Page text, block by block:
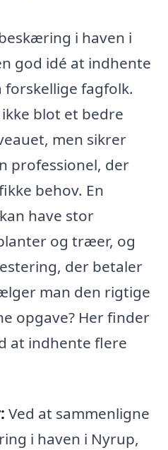
i haven i
god idé at indhente
fagfolk.
blot et bedre
men sikrer
professionel, der
behov. En
have stor
og træer, og
der betaler
man den rigtige
opgave? Her finder
at indhente flere
Ved at sammenligne
i haven i Nyrup,